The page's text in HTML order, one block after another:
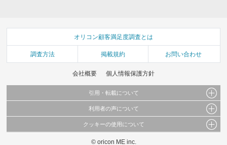
オリコン顧客満足度調査とは
調査方法 掲載規約 お問い合わせ
会社概要 個人情報保護方針
引用・転載について
当サイトで公開されている情報（文字、写真、イラスト、画像データ等）及びこれらの配
これらの情報を権利者の許可なく無断転載・複製などの二次利用を行うことは固く禁じて
利用者の声について
当サイトに掲載している内容はすべてサービスの利用者が提出された見解・感想です。
クッキーの使用について
このサイトでは Cookie を使用して、ユーザーに合わせたコンテンツや広告の表示、ソー
© oricon ME inc.